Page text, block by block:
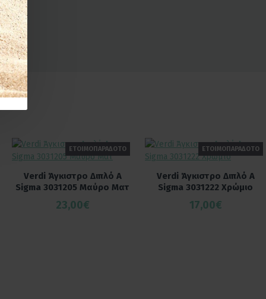
ΕΤΟΙΜΟΠΑΡΑΔΟΤΟ
Verdi Άγκιστρο Διπλό Α
Sigma 3031205 Μαύρο Ματ
23,00€
ΕΤΟΙΜΟΠΑΡΑΔΟΤΟ
Verdi Άγκιστρο Διπλό Α
Sigma 3031222 Χρώμιο
17,00€